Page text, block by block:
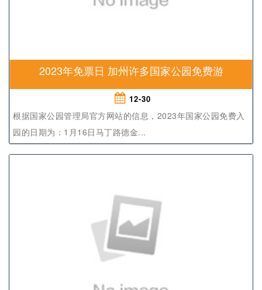
2023年免票日 加州许多国家公园免费游
12-30
根据国家公园管理局官方网站的信息，2023年国家公园免费入
园的日期为：1月16日马丁路德金...